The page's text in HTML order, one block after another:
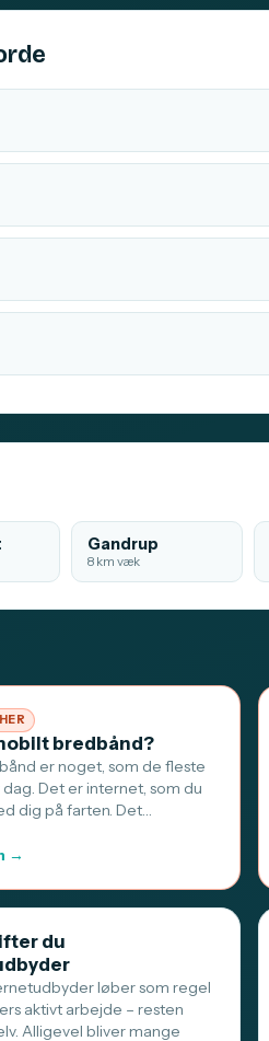
Gandrup
8 km væk
bredbånd?
er noget, som de fleste
Det er internet, som du
dig på farten. Det…
→
du
løber som regel
aktivt arbejde – resten
Alligevel bliver mange